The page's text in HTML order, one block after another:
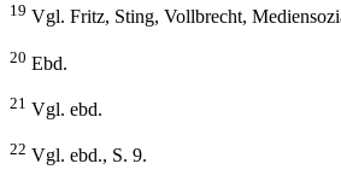
19 Vgl. Fritz, Sting, Vollbrecht,
20 Ebd.
21 Vgl. ebd.
22 Vgl. ebd., S. 9.